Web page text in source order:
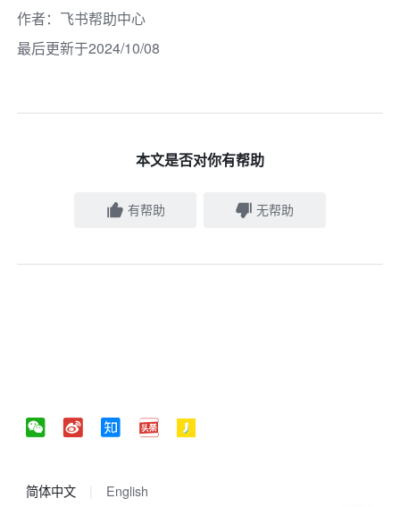
作者： 飞书帮助中心
最后更新于2024/10/08
本文是否对你有帮助
有帮助 无帮助
简体中文 English